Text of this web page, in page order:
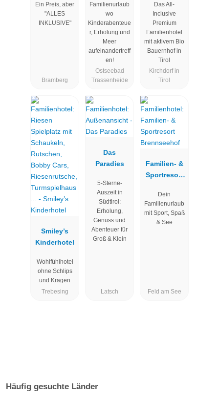
Wolkenstein
bär
Ein Preis, aber
"ALLES
INKLUSIVE"
Bramberg
Seeklause
Familienurlaub
wo
Kinderabenteue
r, Erholung und
Meer
aufeinandertreff
en!
Ostseebad
Trassenheide
Das All-
Inclusive
Premium
Familienhotel
mit aktivem Bio
Bauernhof in
Tirol
Kirchdorf in
Tirol
Smiley’s
Kinderhotel
Wohlfühlhotel
ohne Schlips
und Kragen
Trebesing
Das
Paradies
5-Sterne-
Auszeit in
Südtirol:
Erholung,
Genuss und
Abenteuer für
Groß & Klein
Latsch
Familien- &
Sportresort
Dein
Familienurlaub
mit Sport, Spaß
& See
Feld am See
Häufig gesuchte Länder